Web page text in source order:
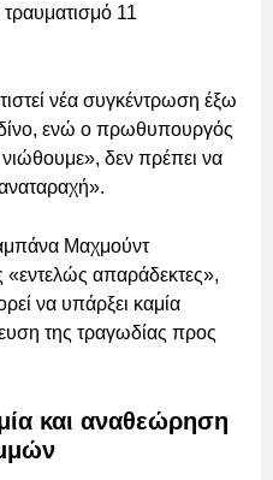
11
νέα συγκέντρωση έξω
ενώ ο πρωθυπουργός
δεν πρέπει να
Μαχμούντ
«εντελώς απαράδεκτες»,
να υπάρξει καμία
της τραγωδίας προς
και αναθεώρηση